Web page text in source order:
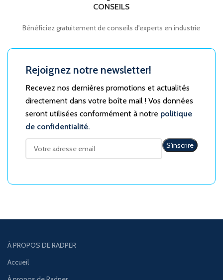
CONSEILS
Bénéficiez gratuitement de conseils d'experts en industrie
Rejoignez notre newsletter!
Recevez nos dernières promotions et actualités
directement dans votre boîte mail ! Vos données
seront utilisées conformément à notre politique
de confidentialité.
À PROPOS DE RADPER
Accueil